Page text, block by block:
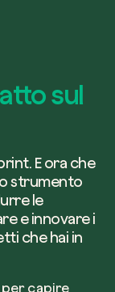
sul
E ora che
strumento
le
e innovare i
che hai in
capire